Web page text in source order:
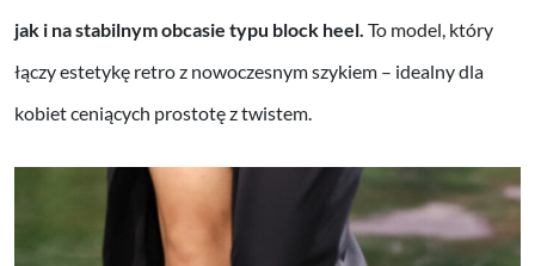
jak i na stabilnym obcasie typu block heel. To model, który
łączy estetykę retro z nowoczesnym szykiem – idealny dla
kobiet ceniących prostotę z twistem.